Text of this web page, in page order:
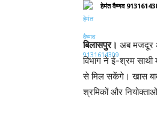
हेमंत वैष्णव
बिलासपुर। अब मजदूर
विभाग ने ई-श्रम
से मिल सकेंगे। खास
श्रमिकों और